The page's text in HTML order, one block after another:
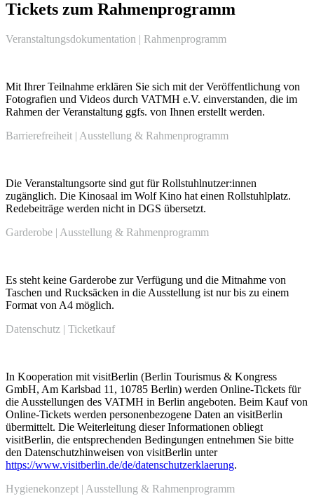
Tickets zum Rahmenprogramm
Veranstaltungsdokumentation | Rahmenprogramm
Mit Ihrer Teilnahme erklären Sie sich mit der Veröffentlichung von
Fotografien und Videos durch VATMH e.V. einverstanden, die im
Rahmen der Veranstaltung ggfs. von Ihnen erstellt werden.
Barrierefreiheit | Ausstellung & Rahmenprogramm
Die Veranstaltungsorte sind gut für Rollstuhlnutzer:innen
zugänglich. Die Kinosaal im Wolf Kino hat einen Rollstuhlplatz.
Redebeiträge werden nicht in DGS übersetzt.
Garderobe | Ausstellung & Rahmenprogramm
Es steht keine Garderobe zur Verfügung und die Mitnahme von
Taschen und Rucksäcken in die Ausstellung ist nur bis zu einem
Format von A4 möglich.
Datenschutz | Ticketkauf
In Kooperation mit visitBerlin (Berlin Tourismus & Kongress
GmbH, Am Karlsbad 11, 10785 Berlin) werden Online-Tickets für
die Ausstellungen des VATMH in Berlin angeboten. Beim Kauf von
Online-Tickets werden personenbezogene Daten an visitBerlin
übermittelt. Die Weiterleitung dieser Informationen obliegt
visitBerlin, die entsprechenden Bedingungen entnehmen Sie bitte
den Datenschutzhinweisen von visitBerlin unter
https://www.visitberlin.de/de/datenschutzerklaerung.
Hygienekonzept | Ausstellung & Rahmenprogramm